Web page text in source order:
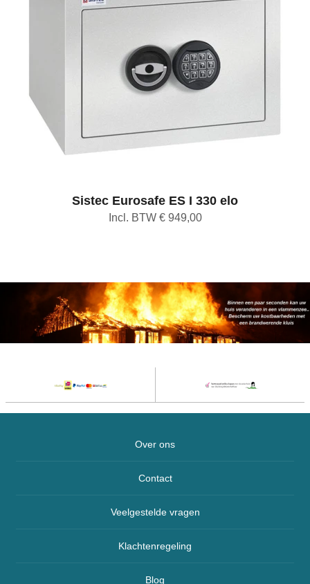
Sistec Eurosafe ES I 330 elo
Incl. BTW € 949,00
Over ons
Contact
Veelgestelde vragen
Klachtenregeling
Blog